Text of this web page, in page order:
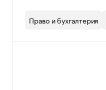
Право и бухгалтерия